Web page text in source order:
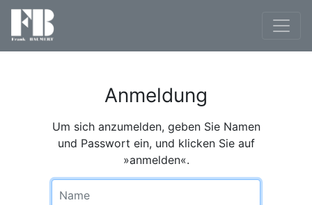
Anmeldung
Um sich anzumelden, geben Sie Namen
und Passwort ein, und klicken Sie auf
»anmelden«.